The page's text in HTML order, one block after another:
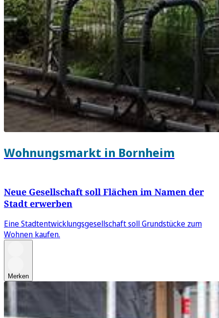
Wohnungsmarkt in Bornheim
Neue Gesellschaft soll Flächen im Namen der
Stadt erwerben
Eine Stadtentwicklungsgesellschaft soll Grundstücke zum
Wohnen kaufen.
Merken